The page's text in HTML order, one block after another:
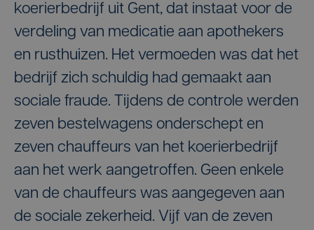
koerierbedrijf uit Gent, dat instaat voor de
verdeling van medicatie aan apothekers
en rusthuizen. Het vermoeden was dat het
bedrijf zich schuldig had gemaakt aan
sociale fraude. Tijdens de controle werden
zeven bestelwagens onderschept en
zeven chauffeurs van het koerierbedrijf
aan het werk aangetroffen. Geen enkele
van de chauffeurs was aangegeven aan
de sociale zekerheid. Vijf van de zeven